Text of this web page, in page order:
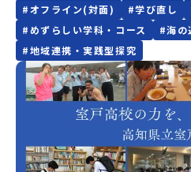
についてはこちらをご確認ください
ム主催：一般財団法人地域・教育魅
ある若者にあふれる持続可能な地域
ンを掲げ、2017年3月に島根県に設
全国約200の高校と連携しながら、
徒一人ひとりの夢や価値観に合った
とができるシステム「地域みらい
や地域活性モデルをつくり続けてい
域・教育魅力化プラットフォーム
悠所在地：〒690-0842 島根県松
BASE2階 その他所在地公式HP
い。やむを得ないお取り消しの場合
ださい。・キャンセルポリシーやむ
合、以下のルールに沿って対応させ
い。プログラム開催日の前日＜8月2
絡日：お支払いいただく旅行代金
料・20日目-8日目：20％・7日目-2
の前日：40％・プログラム開始日当
加またはプログラム開始後の解除：
どの状況等によって開催を見合わせ
は原則、開催日1週間前までにご連
に達しなかった場合は、開催日3週
変える！「おためし地域留学」ステ
内容を詳しく知りたい方や、お申し
Zoomでのオンライン配信を行いま
わせて、以下の2つのステップをご
オンライン説明会（アーカイブ動画
し地域留学」を知りたい方へ〜日本
加できる「おためし地域留学」の全
開催しました。中学生一人での参加
なる「安全面」や「事務局のサポー
しています。ぜひ、ご自宅からお気
イブ動画を視聴する]YouTube：
史や成り立ちを知る「夕食」 -高校
目の振り返り会」＜2日目＞（AM）
流釣り体験」 -1万年前の縄文文化
喫（PM）「地引網体験」 -地元の
園で高校生とあそぶ！かたる！」
BBQ・花火大会」 -さらにまちの
「3日間の振り返りワーク」 -みん
00 解散 (中標津空港 13：30頃到着
空港16：45着)便を利用する想定※
ログラムを変更する場合がございま
道標津町【実施日程】8月4日（火
体感できるチャンスです！オープン
際の授業を体験して、学びの楽しさ
験・見学：多彩なクラブ活動を体験
知ることができます。寄宿舎見学：
子を見学できます。個別相談コーナ
疑問や不安を解消できます。少しの
です。夏休みの1日を串本古座高校
（創造）してみませんか？皆様のご
質問があれば、どうぞお気軽にお問
#オフライン(対面) #学び直し
#めずらしい学科・コース #海の
#地域連携・実践型探究